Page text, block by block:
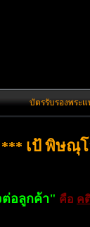
บัตรรับรองพระแ
*** เป้ พิษณุโ
ต่อลูกค้า" คือ ค